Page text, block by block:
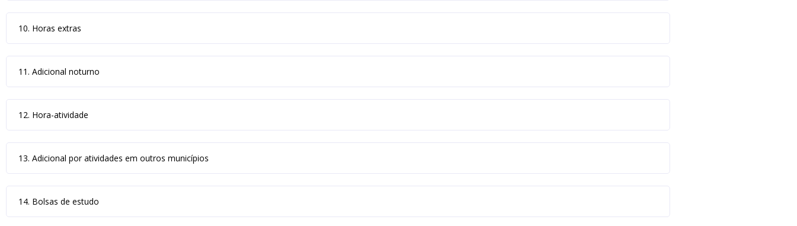
10. Horas extras
11. Adicional noturno
12. Hora-atividade
13. Adicional por atividades em outros municípios
14. Bolsas de estudo